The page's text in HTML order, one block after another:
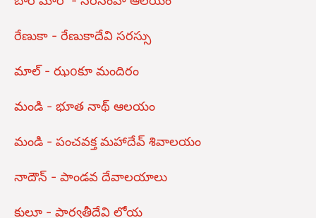
రేణుకా - రేణుకాదేవి సరస్సు
మాల్ - ఝoకూ మందిరం
మండి - భూత నాథ్ ఆలయం
మండి - పంచవక్త మహాదేవ్ శివాలయం
నాదౌన్ - పాండవ దేవాలయాలు
కులూ - పార్వతీదేవి లోయ